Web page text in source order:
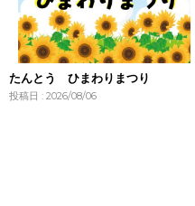
たんとう ひまわりまつり
投稿日 : 2026/08/06